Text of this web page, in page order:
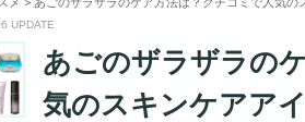
UPDATE
あごのザラザラの
気のスキンケアア